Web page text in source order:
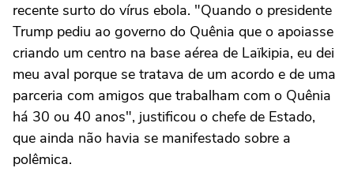
recente surto do vírus ebola. "Quando o presidente
Trump pediu ao governo do Quênia que o apoiasse
criando um centro na base aérea de Laïkipia, eu dei
meu aval porque se tratava de um acordo e de uma
parceria com amigos que trabalham com o Quênia
há 30 ou 40 anos", justificou o chefe de Estado,
que ainda não havia se manifestado sobre a
polêmica.